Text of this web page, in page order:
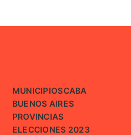
MUNICIPIOSCABA
BUENOS AIRES
PROVINCIAS
ELECCIONES 2023